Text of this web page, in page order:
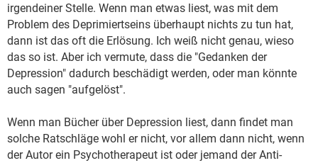
irgendeiner Stelle. Wenn man etwas liest, was mit dem
Problem des Deprimiertseins überhaupt nichts zu tun hat,
dann ist das oft die Erlösung. Ich weiß nicht genau, wieso
das so ist. Aber ich vermute, dass die "Gedanken der
Depression" dadurch beschädigt werden, oder man könnte
auch sagen "aufgelöst".
Wenn man Bücher über Depression liest, dann findet man
solche Ratschläge wohl er nicht, vor allem dann nicht, wenn
der Autor ein Psychotherapeut ist oder jemand der Anti-